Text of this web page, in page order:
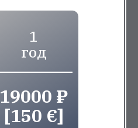
1
год
19000 ₽
[150 €]